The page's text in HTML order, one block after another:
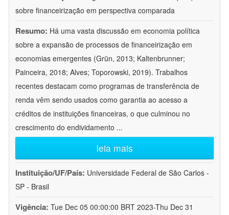
sobre financeirização em perspectiva comparada
Resumo: Há uma vasta discussão em economia política
sobre a expansão de processos de financeirização em
economias emergentes (Grün, 2013; Kaltenbrunner;
Painceira, 2018; Alves; Toporowski, 2019). Trabalhos
recentes destacam como programas de transferência de
renda vêm sendo usados como garantia ao acesso a
créditos de instituições financeiras, o que culminou no
crescimento do endividamento ...
leia mais
Instituição/UF/País: Universidade Federal de São Carlos -
SP - Brasil
Vigência: Tue Dec 05 00:00:00 BRT 2023-Thu Dec 31